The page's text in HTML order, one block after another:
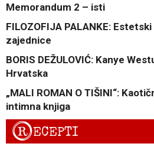
Memorandum 2 – isti
FILOZOFIJA PALANKE:
zajednice
BORIS DEŽULOVIĆ: Kanye
Hrvatska
„MALI ROMAN O TIŠINI“:
intimna knjiga
RECEPTI